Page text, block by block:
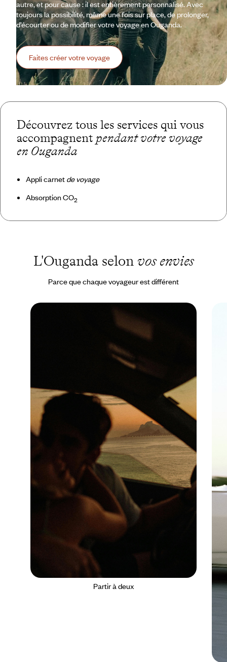
autre, et pour cause : il est entièrement personnalisé. Avec
toujours la possibilité, même une fois sur place, de prolonger,
d’écourter ou de modifier votre voyage en Ouganda.
Faites créer votre voyage
Découvrez tous les services qui vous
accompagnent pendant votre voyage
en Ouganda
Appli carnet de voyage
Absorption CO2
L'Ouganda selon vos envies
Parce que chaque voyageur est différent
Partir à deux